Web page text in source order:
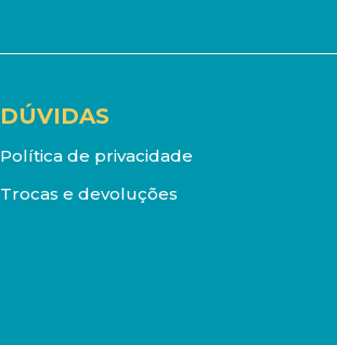
DÚVIDAS
Política de privacidade
Trocas e devoluções